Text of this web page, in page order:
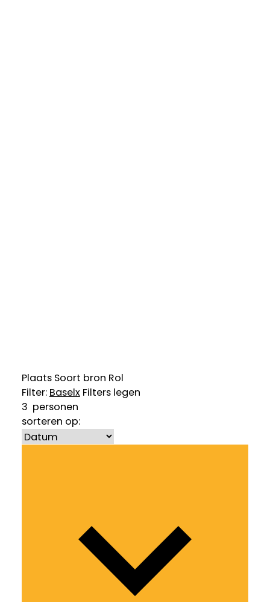
Plaats Soort bron Rol
Filter: Baselx Filters legen
3 personen
sorteren op: